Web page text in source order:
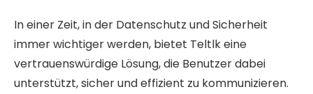
In einer Zeit, in der Datenschutz und Sicherheit
immer wichtiger werden, bietet Teltlk eine
vertrauenswürdige Lösung, die Benutzer dabei
unterstützt, sicher und effizient zu kommunizieren.